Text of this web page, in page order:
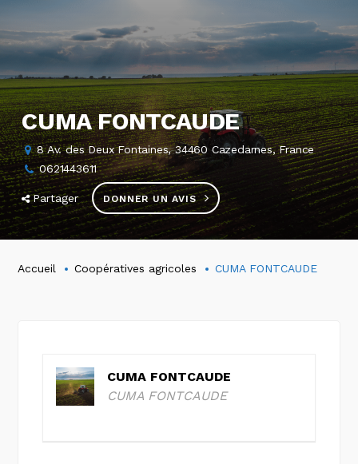
CUMA FONTCAUDE
8 Av. des Deux Fontaines, 34460 Cazedarnes, France
0621443611
Partager DONNER UN AVIS
Accueil Coopératives agricoles CUMA FONTCAUDE
CUMA FONTCAUDE
CUMA FONTCAUDE